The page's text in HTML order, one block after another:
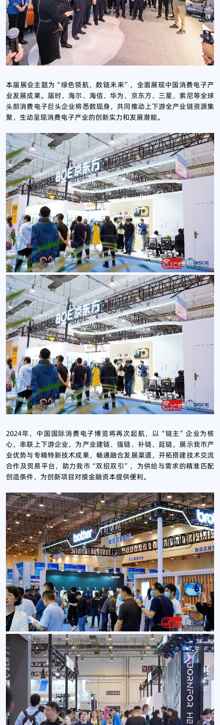
本届展会主题为“绿色领航，数链未来”，全面展现中国消费电子产
业发展成果。届时，海尔、海信、华为、京东方、三星、索尼等全球
头部消费电子巨头企业将悉数现身，共同推动上下游全产业链资源集
聚，生动呈现消费电子产业的创新实力和发展潜能。
2024年，中国国际消费电子博览将再次起航，以“链主”企业为核
心，串联上下游企业，为产业建链、强链、补链、延链，展示我市产
业优势与专精特新技术成果，畅通融合发展渠道，开拓搭建技术交流
合作及贸易平台，助力我市“双招双引”，为供给与需求的精准匹配
创造条件，为创新项目对接金融资本提供便利。